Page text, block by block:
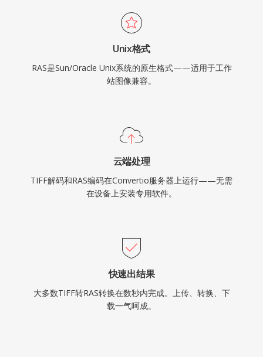
Unix格式
RAS是Sun/Oracle Unix系统的原生格式——适用于工作
站图像兼容。
云端处理
TIFF解码和RAS编码在Convertio服务器上运行——无需
在设备上安装专用软件。
快速出结果
大多数TIFF转RAS转换在数秒内完成。上传、转换、下
载一气呵成。